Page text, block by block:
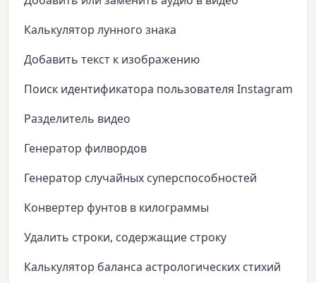
Калькулятор лунного знака
Добавить текст к изображению
Поиск идентификатора пользователя Instagram
Разделитель видео
Генератор филвордов
Генератор случайных суперспособностей
Конвертер фунтов в килограммы
Удалить строки, содержащие строку
Калькулятор баланса астрологических стихий